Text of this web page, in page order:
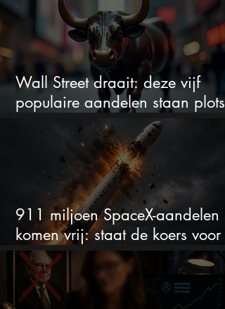
Wall Street draait: deze vijf
populaire aandelen staan plots
onder spanning
911 miljoen SpaceX-aandelen
komen vrij: staat de koers voor
een nieuwe crash?